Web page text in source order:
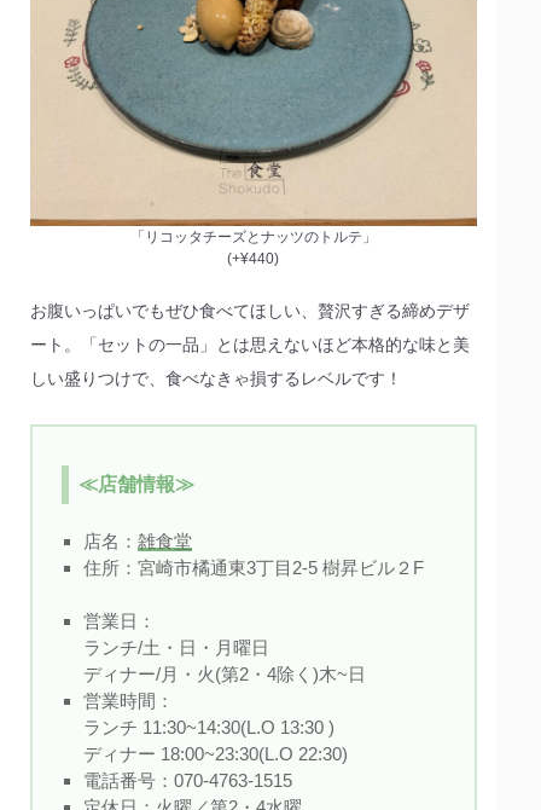
「リコッタチーズとナッツのトルテ」
(+¥440)
お腹いっぱいでもぜひ食べてほしい、贅沢すぎる締めデザ
ート。「セットの一品」とは思えないほど本格的な味と美
しい盛りつけで、食べなきゃ損するレベルです！
≪店舗情報≫
店名： 雑食堂
住所：宮崎市橘通東3丁目2-5 樹昇ビル２F
営業日：
ランチ/土・日・月曜日
ディナー/月・火(第2・4除く)木~日
営業時間：
ランチ 11:30~14:30(L.O 13:30 )
ディナー 18:00~23:30(L.O 22:30)
電話番号：070-4763-1515